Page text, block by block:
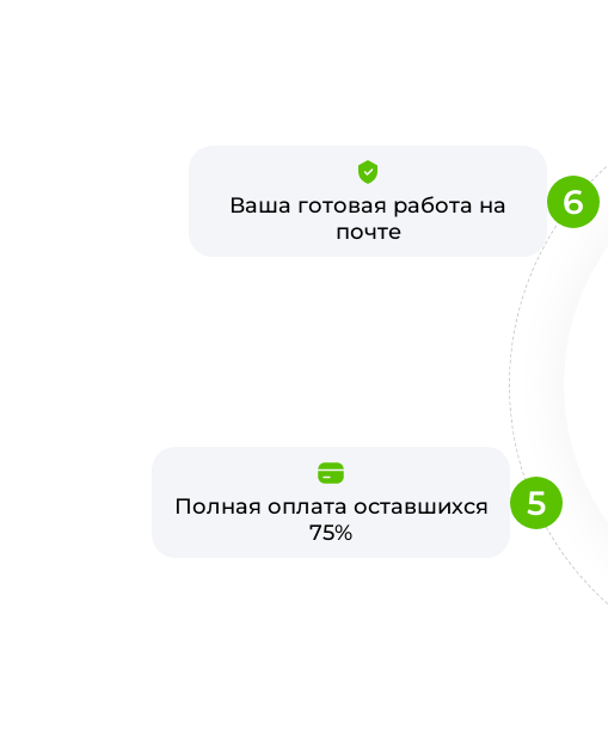
Полная оплата оставшихся
75%
5
Ваша готовая работа на
почте
6